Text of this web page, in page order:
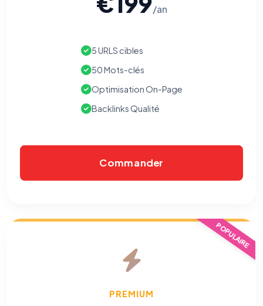
/an
5 URLS cibles
50 Mots-clés
Optimisation On-Page
Backlinks Qualité
Commander
POPULAIRE
PREMIUM
TOUJOURS ACTIF
Nécessaires au fonctionnement du site : session, sécurité,
mémorisation de vos choix de consentement. Ils ne